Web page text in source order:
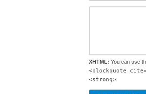
XHTML: You can use
<blockquote
<strong>